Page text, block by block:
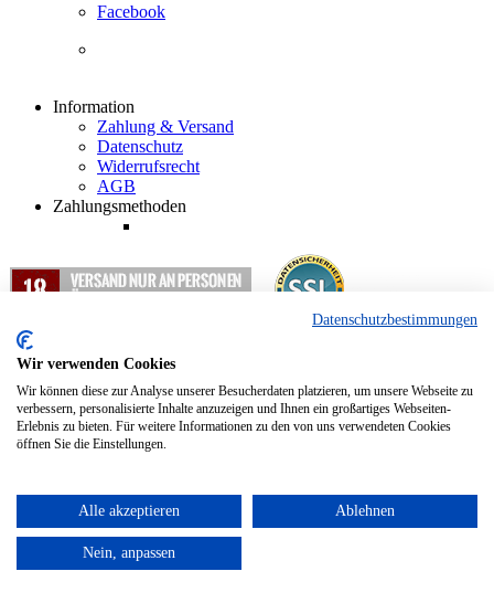
Facebook
Information
Zahlung & Versand
Datenschutz
Widerrufsrecht
AGB
Zahlungsmethoden
Alle Preisangaben in EUR inkl. gesetzlicher Mehrwertsteuer und
zzgl. Versandkosten.
Nur für Abholung und Weiterleitung nach Deutschland.
Copyright © 2012 - 2024 Hopfenkurier.com - Bierspezialitäten und
Spirituosen Onlineshop
Datenschutzbestimmungen
Wir verwenden Cookies
Wir können diese zur Analyse unserer Besucherdaten platzieren, um unsere Webseite zu
verbessern, personalisierte Inhalte anzuzeigen und Ihnen ein großartiges Webseiten-
Erlebnis zu bieten. Für weitere Informationen zu den von uns verwendeten Cookies
öffnen Sie die Einstellungen.
Alle akzeptieren Ablehnen
Nein, anpassen